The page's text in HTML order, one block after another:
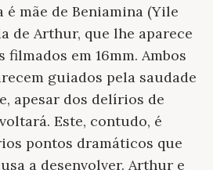
é mãe de Beniamina (Yile
de Arthur, que lhe aparece
filmados em 16mm. Ambos
guiados pela saudade
apesar dos delírios de
Este, contudo, é
pontos dramáticos que
a desenvolver. Arthur e